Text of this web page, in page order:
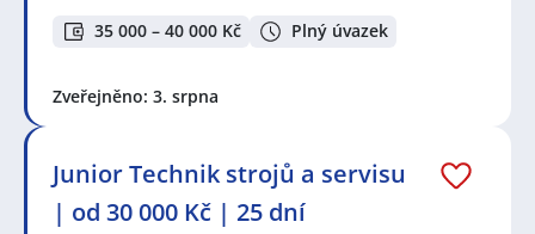
35 000 – 40 000 Kč Plný úvazek
Zveřejněno: 3. srpna
Junior Technik strojů a servisu
| od 30 000 Kč | 25 dní